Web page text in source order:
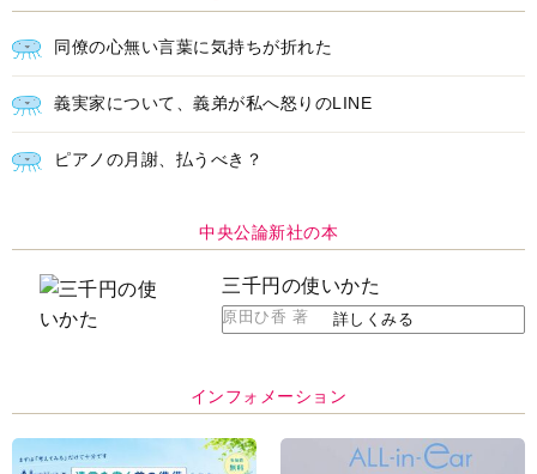
同僚の心無い言葉に気持ちが折れた
義実家について、義弟が私へ怒りのLINE
ピアノの月謝、払うべき？
中央公論新社の本
三千円の使いかた
原田ひ香 著 詳しくみる
インフォメーション